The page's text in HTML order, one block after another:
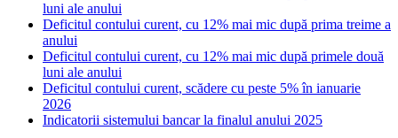
luni ale anului
Deficitul contului curent, cu 12% mai mic după prima treime a
anului
Deficitul contului curent, cu 12% mai mic după primele două
luni ale anului
Deficitul contului curent, scădere cu peste 5% în ianuarie
2026
Indicatorii sistemului bancar la finalul anului 2025